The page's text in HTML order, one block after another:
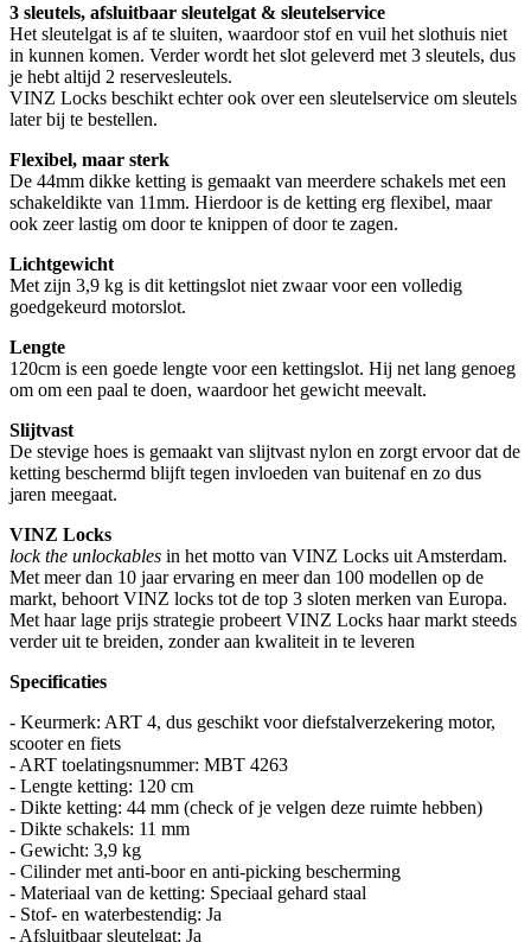
3 sleutels, afsluitbaar sleutelgat & sleutelservice
Het sleutelgat is af te sluiten, waardoor stof en vuil het slothuis niet
in kunnen komen. Verder wordt het slot geleverd met 3 sleutels, dus
je hebt altijd 2 reservesleutels.
VINZ Locks beschikt echter ook over een sleutelservice om sleutels
later bij te bestellen.
Flexibel, maar sterk
De 44mm dikke ketting is gemaakt van meerdere schakels met een
schakeldikte van 11mm. Hierdoor is de ketting erg flexibel, maar
ook zeer lastig om door te knippen of door te zagen.
Lichtgewicht
Met zijn 3,9 kg is dit kettingslot niet zwaar voor een volledig
goedgekeurd motorslot.
Lengte
120cm is een goede lengte voor een kettingslot. Hij net lang genoeg
om om een paal te doen, waardoor het gewicht meevalt.
Slijtvast
De stevige hoes is gemaakt van slijtvast nylon en zorgt ervoor dat de
ketting beschermd blijft tegen invloeden van buitenaf en zo dus
jaren meegaat.
VINZ Locks
lock the unlockables in het motto van VINZ Locks uit Amsterdam.
Met meer dan 10 jaar ervaring en meer dan 100 modellen op de
markt, behoort VINZ locks tot de top 3 sloten merken van Europa.
Met haar lage prijs strategie probeert VINZ Locks haar markt steeds
verder uit te breiden, zonder aan kwaliteit in te leveren
Specificaties
- Keurmerk: ART 4, dus geschikt voor diefstalverzekering motor,
scooter en fiets
- ART toelatingsnummer: MBT 4263
- Lengte ketting: 120 cm
- Dikte ketting: 44 mm (check of je velgen deze ruimte hebben)
- Dikte schakels: 11 mm
- Gewicht: 3,9 kg
- Cilinder met anti-boor en anti-picking bescherming
- Materiaal van de ketting: Speciaal gehard staal
- Stof- en waterbestendig: Ja
- Afsluitbaar sleutelgat: Ja